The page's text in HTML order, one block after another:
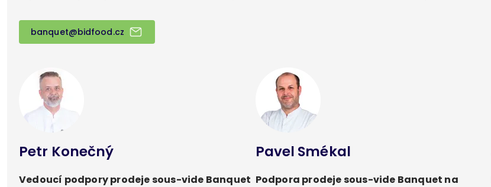
banquet@bidfood.cz
Petr Konečný
Vedoucí podpory prodeje sous-vide Banquet
Pavel Smékal
Podpora prodeje sous-vide Banquet na